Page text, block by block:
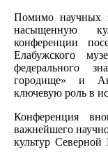
Помимо научных
насыщенную
конференции
Елабужского
федерального
городище» и
ключевую роль в
Конференция
важнейшего
культур Северной